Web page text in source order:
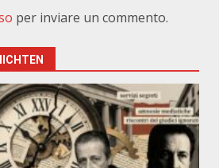
per inviare un commento.